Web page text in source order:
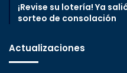
¡Revise su lotería! Ya
sorteo de consolación
Actualizaciones